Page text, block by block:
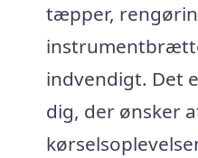
tæpper,
indvendigt. Det
dig, der ønsker